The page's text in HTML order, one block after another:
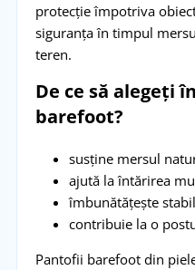
protecție împotriva
siguranța în timpul
teren.
De ce să alegeți
barefoot?
susține mersul
ajută la întărirea
îmbunătățește
contribuie la o
Pantofii barefoot din